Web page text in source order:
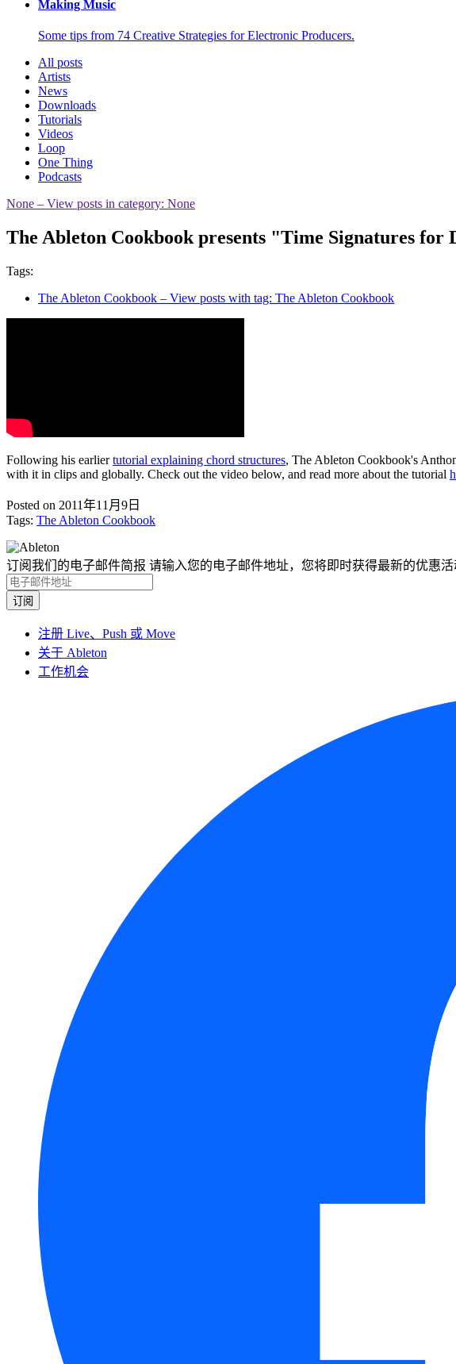
Making Music
Some tips from 74 Creative Strategies for Electronic Producers.
All posts
Artists
News
Downloads
Tutorials
Videos
Loop
One Thing
Podcasts
None – View posts in category: None
The Ableton Cookbook presents "Time Signatures for
Tags:
The Ableton Cookbook – View posts with tag: The Ableton Cookbook
Following his earliertutorial explaining chord structures, The Ableton Cookbook's
with it in clips and globally. Check out the video below, and read more about the tutorial
Posted on 2011年11月9日
Tags: The Ableton Cookbook
订阅我们的电子邮件简报 请输入您的电子邮件地址，您将即时获得最新的优惠
注册 Live、Push 或 Move
关于 Ableton
工作机会